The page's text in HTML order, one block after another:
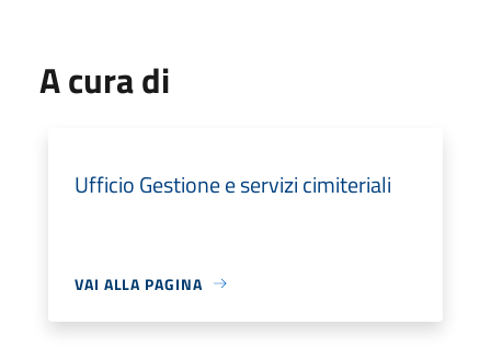
A cura di
Ufficio Gestione e servizi cimiteriali
VAI ALLA PAGINA